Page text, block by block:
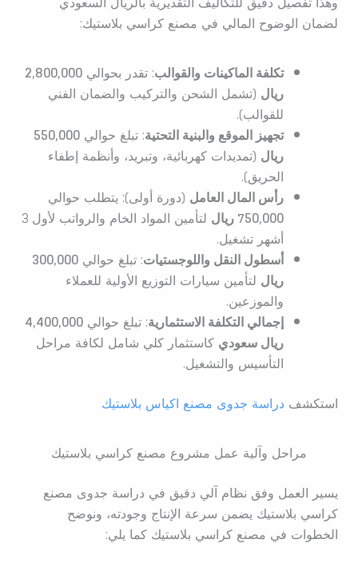
لضمان الوضوح المالي في مصنع كراسي بلاستيك:
تكلفة الماكينات والقوالب: تقدر بحوالي 2,800,000
ريال(تشمل الشحن والتركيب والضمان الفني
للقوالب).
تجهيز الموقع والبنية التحتية: تبلغ حوالي 550,000
ريال(تمديدات كهربائية، وتبريد، وأنظمة إطفاء
الحريق).
رأس المال العامل(دورة أولى): يتطلب حوالي
750,000 ريال
لتأمين المواد الخام والرواتب لأول 3
أشهر تشغيل.
أسطول النقل واللوجستيات: تبلغ حوالي 300,000
رياللتأمين سيارات التوزيع الأولية للعملاء
والموزعين.
إجمالي التكلفة الاستثمارية: تبلغ حوالي 4,400,000
ريال سعوديكاستثمار كلي شامل لكافة مراحل
التأسيس والتشغيل.
استكشف دراسة جدوى مصنع اكياس بلاستيك
مراحل وآلية عمل مشروع مصنع كراسي بلاستيك
يسير العمل وفق نظام آلي دقيق في دراسة جدوى مصنع
كراسي بلاستيك يضمن سرعة الإنتاج وجودته، ونوضح
الخطوات في مصنع كراسي بلاستيك كما يلي: